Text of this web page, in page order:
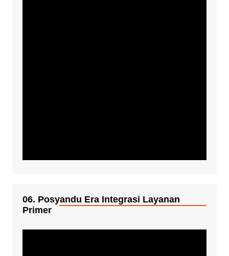
06. Posyandu Era Integrasi Layanan
Primer